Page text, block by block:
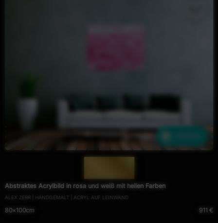
Abstraktes Acrylbild in rosa und weiß mit hellen Farben
ALEX ZERR | HANDGEMALT | ACRYL AUF LEINWAND
80×100cm 911 €